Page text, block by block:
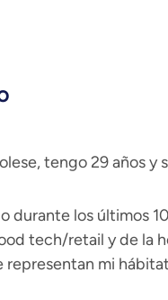
tengo 29 años y
durante los últimos
tech/retail y de la
representan mi